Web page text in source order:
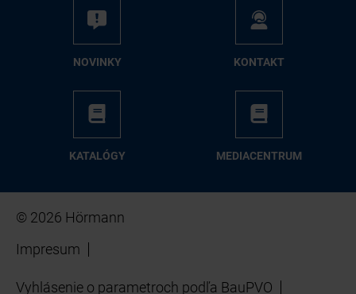
NO­VIN­KY KON­TAKT
KA­TA­LÓ­GY ME­DIA­CEN­TRUM
© 2026 Hörmann
Impresum
Vyhlásenie o parametroch podľa BauPVO